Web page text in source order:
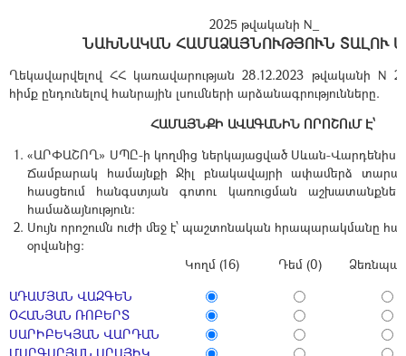
2025 թվականի N_
ՆԱԽՆԱԿԱՆ ՀԱՄԱՁԱՅՆՈՒԹՅՈՒՆ ՏԱԼՈՒ
Ղեկավարվելով ՀՀ կառավարության 28.12.2023 թվականի N
հիմք ընդունելով հանրային լսումների արձանագրությունները.
ՀԱՄԱՅՆՔԻ ԱՎԱԳԱՆԻՆ ՈՐՈՇՈւՄ Է՝
«ԱՐՓԱՇՈՂ» ՍՊԸ-ի կողմից ներկայացված Սևան-Վարդենիս
Ճամբարակ համայնքի Ջիլ բնակավայրի ափամերձ
հասցեում հանգստյան գոտու կառուցման
համաձայնություն:
Սույն որոշումն ուժի մեջ է՝ պաշտոնական հրապարակմանը
օրվանից:
Կողմ (16)
Դեմ (0)
ԱԴԱՄՅԱՆ ՎԱԶԳԵՆ
ՕՀԱՆՅԱՆ ՌՈԲԵՐՏ
ՍԱՐԻԲԵԿՅԱՆ ՎԱՐԴԱՆ